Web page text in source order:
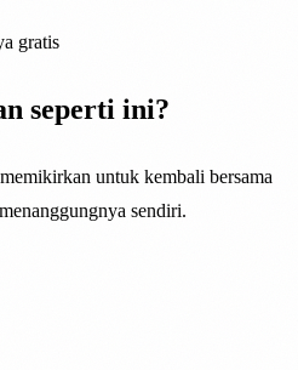
gratis
seperti ini?
untuk kembali bersama
sendiri.